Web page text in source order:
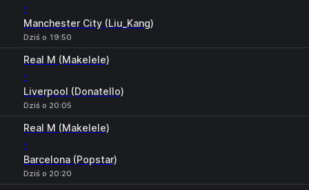
-
Manchester City (Liu_Kang)
Dziś o 19:50
Real M (Makelele)
-
Liverpool (Donatello)
Dziś o 20:05
Real M (Makelele)
-
Barcelona (Popstar)
Dziś o 20:20